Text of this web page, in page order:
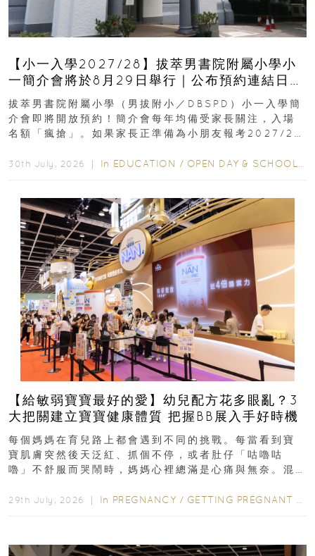
【小一入學2027/28】拔萃男書院附屬小學小
一簡介會將於8月29日舉行｜公布預約連結日期
｜更設有網上重溫
拔萃男書院附屬小學（男拔附小／DBSPD）小一入學簡
介會即將開放預約！簡介會每年均備受家長關注，入場
名額「瘋搶」。如果家長正準備為小朋友報考2027/28
30th July, 2026 ｜ In EDUCATION / OPEN DAY & SCHOOL EVENTS
【給敏弱寶寶最好的愛】幼兒配方花多眼亂？3
大把關建立寶寶健康體質 把握BB展入手好時機
每個媽媽在育兒路上都會遇到不同的挑戰。每當看到寶
寶肌膚突然後天泛紅、抓個不停，或者肚仔「咕嚕咕
嚕」不舒服而哭鬧時，媽媽心裡總滿是心痛與無奈。混
29th July, 2026 ｜ In PREGNANCY / GETTING PREGNANT